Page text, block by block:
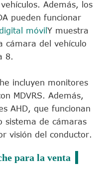
Además, los
pueden funcionar
móvil Y muestra
cámara del vehículo
8.
incluyen monitores
MDVRS. Además,
AHD, que funcionan
sistema de cámaras
visión del conductor.
para la venta